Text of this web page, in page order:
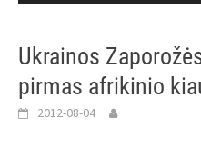
Ukrainos
pirmas afrikinio
2012-08-04